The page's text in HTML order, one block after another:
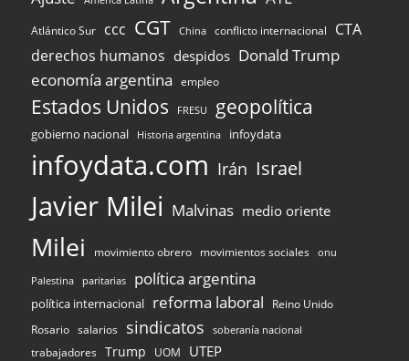
Atlántico Sur ccc CGT China conflicto internacional CTA
derechos humanos despidos Donald Trump
economía argentina
empleo
Estados Unidos FRESU geopolítica
gobierno nacional Historia argentina infoydata
infoydata.com Irán Israel
Javier Milei Malvinas medio oriente
Milei movimiento obrero movimientos sociales onu
Palestina paritarias política argentina
política internacional reforma laboral
Reino Unido
Rosario salarios sindicatos
soberanía nacional
trabajadores
Trump UOM UTEP